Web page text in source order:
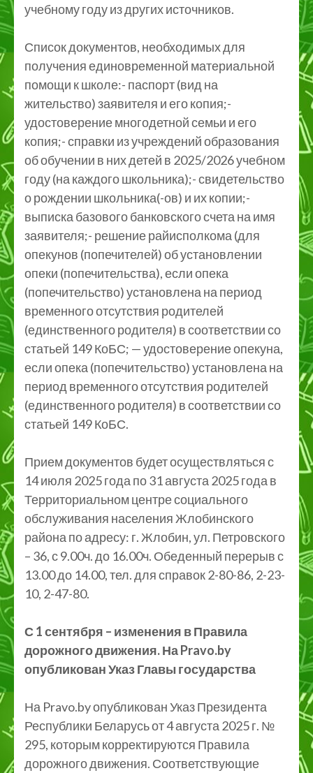
учебному году из других источников.
Список документов, необходимых для
получения единовременной материальной
помощи к школе:- паспорт (вид на
жительство) заявителя и его копия;-
удостоверение многодетной семьи и его
копия;- справки из учреждений образования
об обучении в них детей в 2025/2026 учебном
году (на каждого школьника);- свидетельство
о рождении школьника(-ов) и их копии;-
выписка базового банковского счета на имя
заявителя;- решение райисполкома (для
опекунов (попечителей) об установлении
опеки (попечительства), если опека
(попечительство) установлена на период
временного отсутствия родителей
(единственного родителя) в соответствии со
статьей 149 КоБС; — удостоверение опекуна,
если опека (попечительство) установлена на
период временного отсутствия родителей
(единственного родителя) в соответствии со
статьей 149 КоБС.
Прием документов будет осуществляться с
14 июля 2025 года по 31 августа 2025 года в
Территориальном центре социального
обслуживания населения Жлобинского
района по адресу: г. Жлобин, ул. Петровского
– 36, с 9.00ч. до 16.00ч. Обеденный перерыв с
13.00 до 14.00, тел. для справок 2-80-86, 2-23-
10, 2-47-80.
С 1 сентября – изменения в Правила
дорожного движения. На Pravo.by
опубликован Указ Главы государства
На Pravo.by опубликован Указ Президента
Республики Беларусь от 4 августа 2025 г. №
295, которым корректируются Правила
дорожного движения. Соответствующие